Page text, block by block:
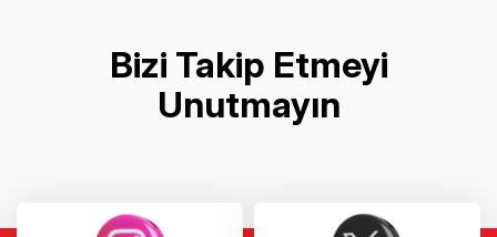
Bizi Takip Etmeyi
Unutmayın